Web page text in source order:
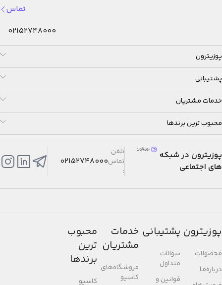
تماس
02152748000
پوزیترون
پشتیبانی
خدمات مشتریان
محبوب ترین برندها
پوزیترون در شبکه
های اجتماعی
تلفن
تماس
:
02152748000
پوزیترون
محصولات
درباره‌مـا
پشتیبانی
سوالات
متداول
قوانین و
خدمات
مشتریان
فروشگاه‌های
کاسیو
محبوب
ترین
برندها
کاسیو